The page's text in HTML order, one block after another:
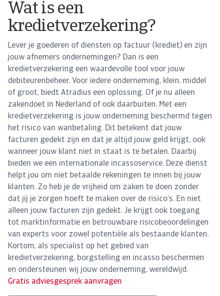
Wat is een
kredietverzekering?
Lever je goederen of diensten op factuur (krediet) en zijn
jouw afnemers ondernemingen? Dan is een
kredietverzekering een waardevolle tool voor jouw
debiteurenbeheer. Voor iedere onderneming, klein, middel
of groot, biedt Atradius een oplossing. Of je nu alleen
zakendoet in Nederland of ook daarbuiten. Met een
kredietverzekering is jouw onderneming beschermd tegen
het risico van wanbetaling. Dit betekent dat jouw
facturen gedekt zijn en dat je altijd jouw geld krijgt, ook
wanneer jouw klant niet in staat is te betalen. Daarbij
bieden we een internationale incassoservice. Deze dienst
helpt jou om niet betaalde rekeningen te innen bij jouw
klanten. Zo heb je de vrijheid om zaken te doen zonder
dat jij je zorgen hoeft te maken over de risico’s. En niet
alleen jouw facturen zijn gedekt. Je krijgt ook toegang
tot marktinformatie en betrouwbare risicobeoordelingen
van experts voor zowel potentiële als bestaande klanten.
Kortom, als specialist op het gebied van
kredietverzekering, borgstelling en incasso beschermen
en ondersteunen wij jouw onderneming, wereldwijd.
Gratis adviesgesprek aanvragen